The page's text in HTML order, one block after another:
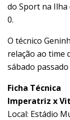
do Sport na
0.
O técnico
relação ao time
sábado
Ficha Técnica
Imperatriz x
Local: Estádio